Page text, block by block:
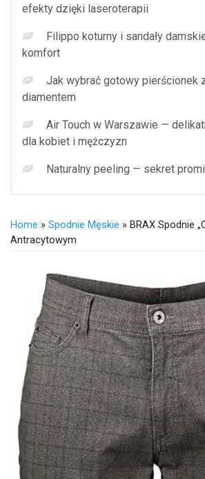
efekty dzięki laseroterapii
Filippo koturny i sandały
komfort
Jak wybrać gotowy pierścionek
diamentem
Air Touch w Warszawie —
dla kobiet i mężczyzn
Naturalny peeling — sekret
Home » Spodnie Męskie » BRAX Spodnie
Antracytowym